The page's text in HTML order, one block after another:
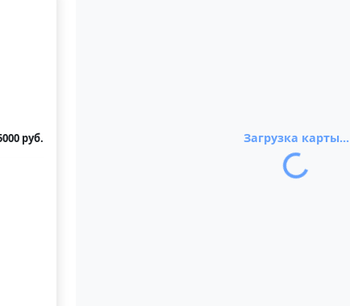
руб. Загрузка карты...